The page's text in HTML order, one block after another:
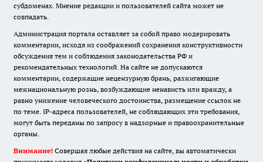
субдоменах. Мнение редакции и пользователей сайта может не
совпадать.
Администрация портала оставляет за собой право модерировать
комментарии, исходя из соображений сохранения конструктивности
обсуждения тем и соблюдения законодательства РФ и
рекомендательных технологий. На сайте не допускаются
комментарии, содержащие нецензурную брань, разжигающие
межнациональную рознь, возбуждающие ненависть или вражду, а
равно унижение человеческого достоинства, размещение ссылок не
по теме. IP-адреса пользователей, не соблюдающих эти требования,
могут быть переданы по запросу в надзорные и правоохранительные
органы.
Внимание! Совершая любые действия на сайте, вы автоматически